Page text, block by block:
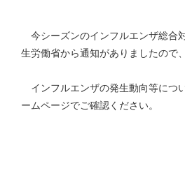
今シーズンのインフルエンザ総合
生労働省から通知がありましたので
インフルエンザの発生動向等につ
ームページでご確認ください。